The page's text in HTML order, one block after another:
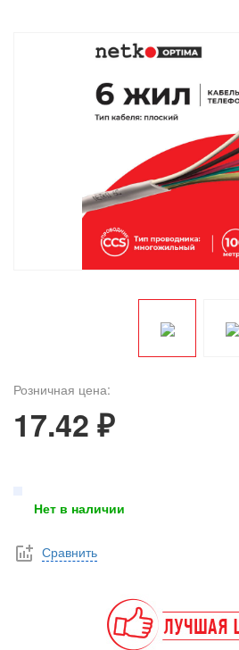
Розничная цена:
17.42 ₽
Нет в наличии
Сравнить